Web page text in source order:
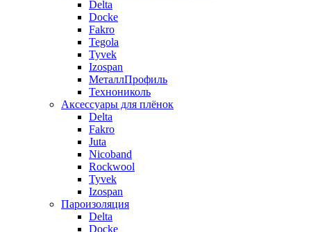
Delta
Docke
Fakro
Tegola
Tyvek
Izospan
МеталлПрофиль
Технониколь
Аксессуары для плёнок
Delta
Fakro
Juta
Nicoband
Rockwool
Tyvek
Izospan
Пароизоляция
Delta
Docke